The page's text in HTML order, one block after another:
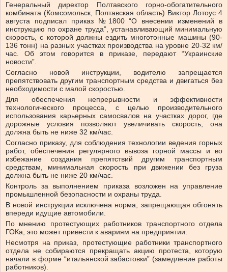
Генеральный директор Полтавского горно-обогатительного
комбината (Комсомольск, Полтавская область) Виктор Лотоус 4
августа подписал приказ №1800 “О внесении изменений в
инструкцию по охране труда”, устанавливающий минимальную
скорость, с которой должны ездить многотонные машины (90-
136 тонн) на разных участках производства на уровне 20-32 км/
час. Об этом говорится в приказе, передают “Украинские
новости”.
Согласно новой инструкции, водителю запрещается
препятствовать другим транспортным средства и двигаться без
необходимости с малой скоростью.
Для обеспечения непрерывности и эффективности
технологического процесса, с целью производительного
использования карьерных самосвалов на участках дорог, где
дорожные условия позволяют увеличивать скорость, она
должна быть не ниже 32 км/час.
Согласно приказу, для соблюдения технологии ведения горных
работ, обеспечения регулярного вывоза горной массы и во
избежание создания препятствий другим транспортным
средствам, минимальная скорость при движении без груза
должна быть не ниже 20 км/час.
Контроль за выполнением приказа возложен на управление
промышленной безопасности и охраны труда.
В новой инструкции исключена норма, запрещающая обгонять
впереди идущие автомобили.
По мнению протестующих работников транспортного отдела
ГОКа, это может привести к авариям на предприятии.
Несмотря на приказ, протестующие работники транспортного
отдела не собираются прекращать акцию протеста, которую
начали в форме “итальянской забастовки” (замедление работы
работников).